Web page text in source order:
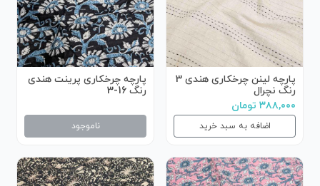
پارچه لینن چرخکاری هندی 3
رنگ نچرال
۳۸۸,۰۰۰ تومان
اضافه به سبد خرید
پارچه چرخکاری پرینت هندی
رنگ 16-3
ناموجود